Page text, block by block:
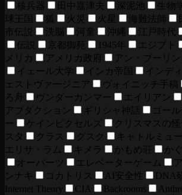
核兵器
田中嘉津夫 深泥池 生物
球王国
狐 火災 火星 海難法師
市伝説
洗脳 河童 沖縄 江戸時代
伝説
京都御苑 1945年 エジプト
メリカ
アメリカ政府 アン・ブーリン
イェール大学
インカ帝国 インデ
ェストヴァージニア
ヴォイニッチ手稿
ろ舟
ヴンダーカンマー エイリアン
アブダクション
ギリシャ神話
ゴー
ー
ケインピクセルズ クリスマスの怪
スタ
クラス グスク
キャトルミュ
エリサ・ラム
キメラ かもめ荘 か
オーパーツ
エレベーターゲーム
ンナキ
コカトリス AI安全性 DNA
Internet Theory
CIA Backrooms